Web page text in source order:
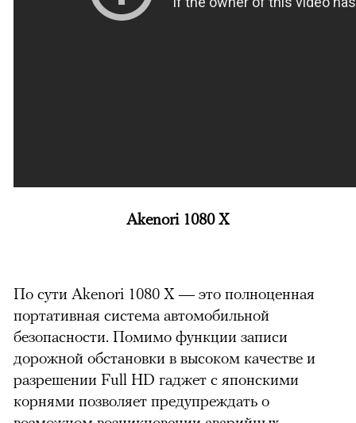
Akenori 1080 X
По сути Akenori 1080 X — это полноценная
портативная система автомобильной
безопасности. Помимо функции записи
дорожной обстановки в высоком качестве и
разрешении Full HD гаджет с японскими
корнями позволяет предупреждать о